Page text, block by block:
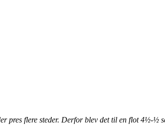
pres flere steder. Derfor blev det til en flot 4½-½